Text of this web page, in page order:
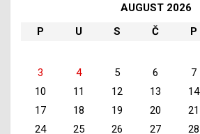
AUGUST 2026
P
U S Č P
3
4 5 6 7
10
11 12 13 14
17
18 19 20 21
24
25 26 27 28